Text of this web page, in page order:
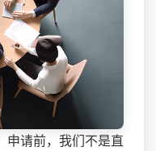
申请前，我们不是直